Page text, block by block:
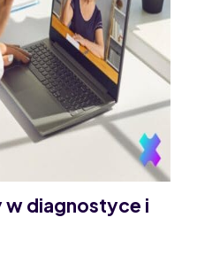
w diagnostyce i